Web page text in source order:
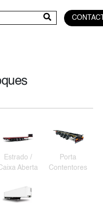
Estrado /
Aberta
Porta
Contentores